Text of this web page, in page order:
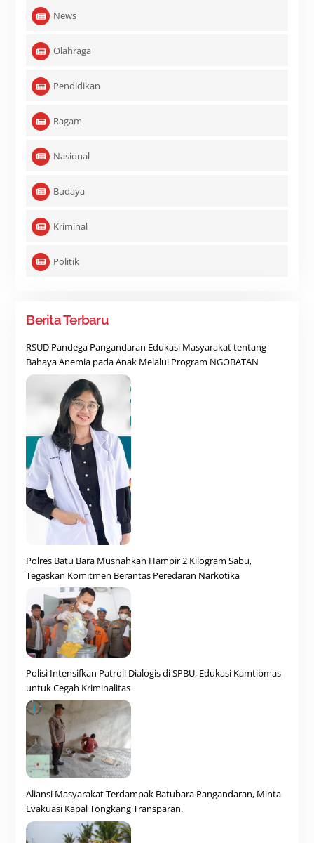
News
Olahraga
Pendidikan
Ragam
Nasional
Budaya
Kriminal
Politik
Berita Terbaru
RSUD Pandega Pangandaran Edukasi Masyarakat tentang
Bahaya Anemia pada Anak Melalui Program NGOBATAN
Polres Batu Bara Musnahkan Hampir 2 Kilogram Sabu,
Tegaskan Komitmen Berantas Peredaran Narkotika
Polisi Intensifkan Patroli Dialogis di SPBU, Edukasi Kamtibmas
untuk Cegah Kriminalitas
Aliansi Masyarakat Terdampak Batubara Pangandaran, Minta
Evakuasi Kapal Tongkang Transparan.